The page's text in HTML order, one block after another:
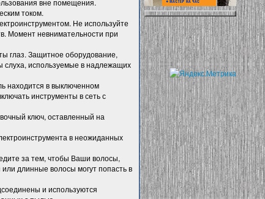
вне помещения.
током.
Не используйте
Момент невнимательности при
глаз. Защитное оборудование,
слуха, используемые в надлежащих
находится в выключенном
инструменты в сеть с
ключ, оставленный на
в неожиданных
за тем, чтобы Ваши волосы,
длинные волосы могут попасть в
и используются